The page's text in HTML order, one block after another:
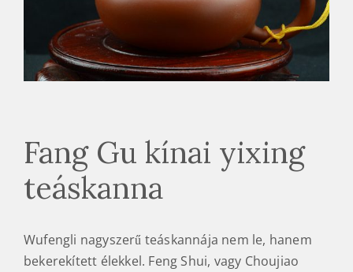
Fang Gu kínai yixing
teáskanna
Wufengli nagyszerű teáskannája nem le, hanem
bekerekített élekkel. Feng Shui, vagy Choujiao